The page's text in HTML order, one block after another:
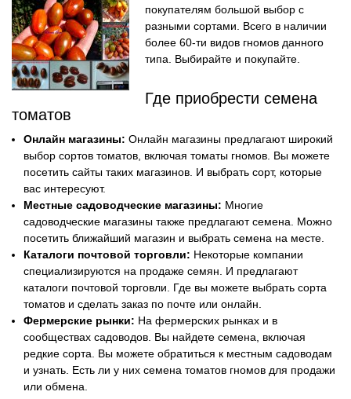
покупателям большой выбор с
разными сортами. Всего в наличии
более 60-ти видов гномов данного
типа. Выбирайте и покупайте.
Где приобрести семена
томатов
Онлайн магазины: Онлайн магазины предлагают широкий
выбор сортов томатов, включая томаты гномов. Вы можете
посетить сайты таких магазинов. И выбрать сорт, которые
вас интересуют.
Местные садоводческие магазины: Многие
садоводческие магазины также предлагают семена. Можно
посетить ближайший магазин и выбрать семена на месте.
Каталоги почтовой торговли: Некоторые компании
специализируются на продаже семян. И предлагают
каталоги почтовой торговли. Где вы можете выбрать сорта
томатов и сделать заказ по почте или онлайн.
Фермерские рынки: На фермерских рынках и в
сообществах садоводов. Вы найдете семена, включая
редкие сорта. Вы можете обратиться к местным садоводам
и узнать. Есть ли у них семена томатов гномов для продажи
или обмена.